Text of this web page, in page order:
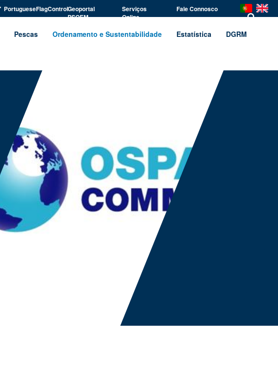
PortugueseFlagControlGeoportal
PSOEM
Serviços
Online
Fale Connosco
Pescas Ordenamento e Sustentabilidade Estatística DGRM